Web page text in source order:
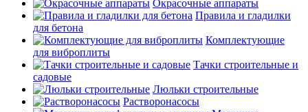
Окрасочные аппараты
Правила и гладилки
для бетона
Комплектующие
для виброплиты
Тачки строительные и
садовые
Люльки строительные
Растворонасосы